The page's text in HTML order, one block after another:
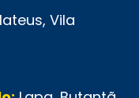
Vila